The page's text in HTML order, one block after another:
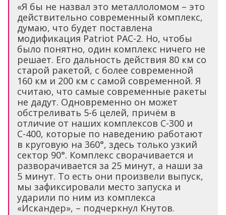
«Я бы не назвал это металлоломом – это
действительно современный комплекс,
думаю, что будет поставлена
модификация Patriot PAC-2. Но, чтобы
было понятно, один комплекс ничего не
решает. Его дальность действия 80 км со
старой ракетой, с более современной
160 км и 200 км с самой современной. Я
считаю, что самые современные ракеты
не дадут. Одновременно он может
обстреливать 5-6 целей, причём в
отличие от наших комплексов С-300 и
С-400, которые по наведению работают
в круговую на 360°, здесь только узкий
сектор 90°. Комплекс сворачивается и
разворачивается за 25 минут, а наши за
5 минут. То есть они произвели выпуск,
мы зафиксировали место запуска и
ударили по ним из комплекса
«Искандер», – подчеркнул Кнутов.